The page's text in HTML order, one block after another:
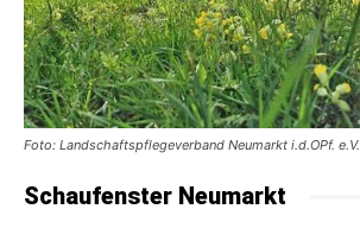
Foto: Landschaftspflegeverband Neumarkt i.d.OPf. e.V.
Schaufenster Neumarkt